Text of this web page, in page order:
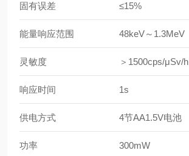
固有误差 ≤15%
能量响应范围 48keV～1.3MeV
灵敏度 ＞1500cps/μSv/h
响应时间 1s
供电方式 4节AA1.5V电池
功率 300mW